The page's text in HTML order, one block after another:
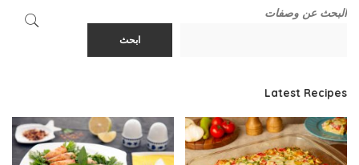
البحث عن وصفات
ابحث
Latest Recipes